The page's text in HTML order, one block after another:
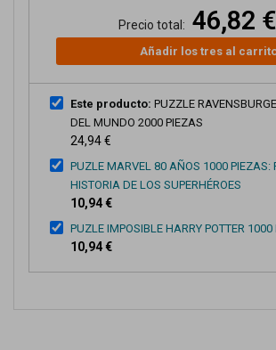
Precio total: 46,82 €
Añadir los tres al
Este producto: PUZZLE
DEL MUNDO 2000 PIEZAS
24,94 €
PUZLE MARVEL 80 AÑOS 1000 PIEZAS:
HISTORIA DE LOS SUPERHÉROES
10,94 €
PUZLE IMPOSIBLE HARRY POTTER 1000
10,94 €